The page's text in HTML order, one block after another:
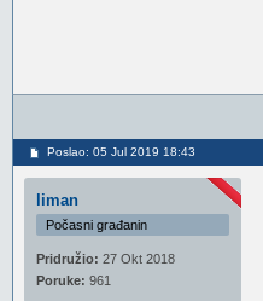
Poslao: 05 Jul 2019 18:43
liman
Počasni građanin
Pridružio: 27 Okt 2018
Poruke: 961